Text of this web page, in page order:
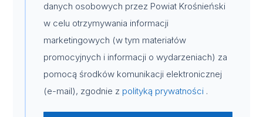
danych osobowych przez Powiat Krośnieński
w celu otrzymywania informacji
marketingowych (w tym materiałów
promocyjnych i informacji o wydarzeniach) za
pomocą środków komunikacji elektronicznej
(e-mail), zgodnie z polityką prywatności .